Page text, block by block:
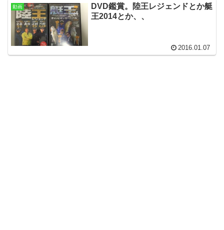
動画
DVD鑑賞。陸王レジェンドとか艇
王2014とか、、
2016.01.07